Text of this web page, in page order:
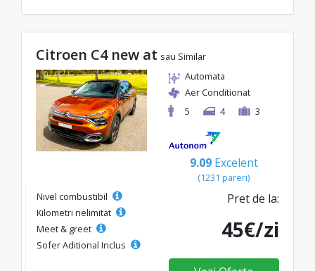
Citroen C4 new at sau Similar
Automata
Aer Conditionat
5
4 3
9.09 Excelent
(1231 pareri)
Nivel combustibil
Kilometri nelimitat
Meet & greet
Sofer Aditional Inclus
Pret de la:
45€/zi